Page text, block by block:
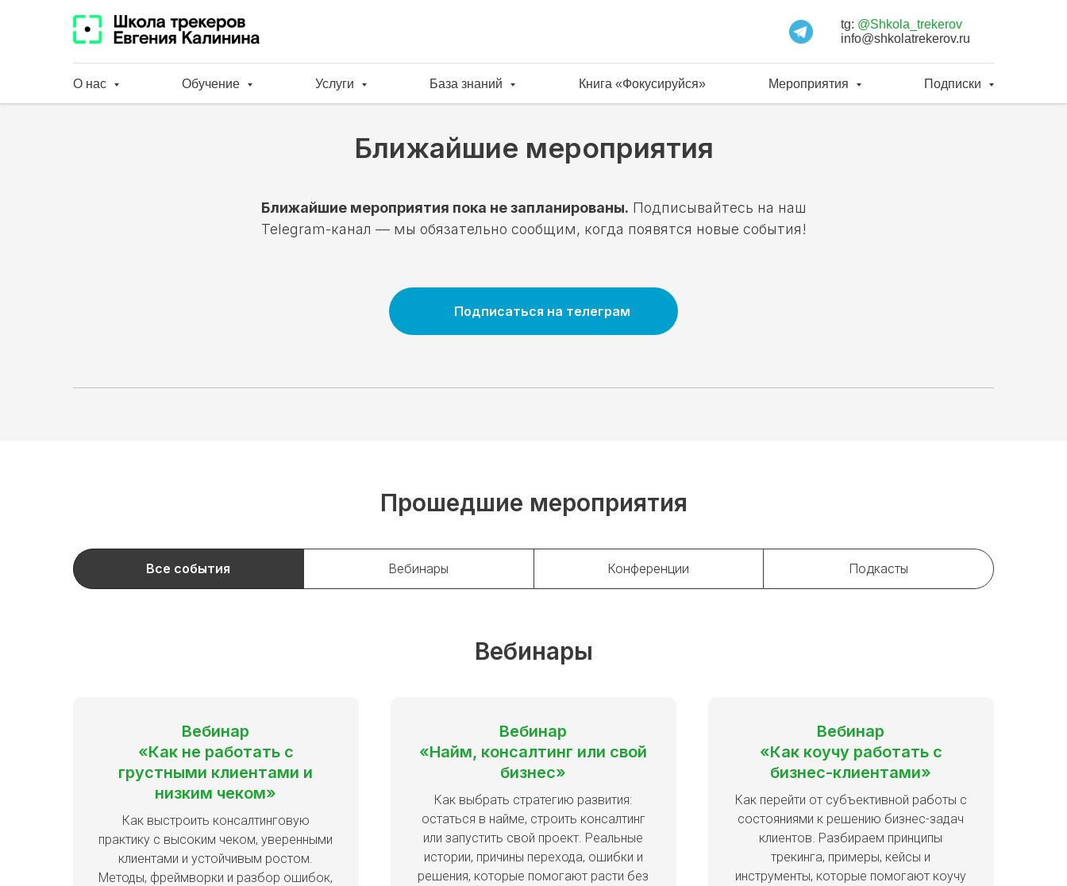
tg: @Shkola_trekerov
info@shkolatrekerov.ru
О нас Обучение Услуги База знаний Книга «Фокусируйся» Мероприятия Подписки
Ближайшие мероприятия
Ближайшие мероприятия пока не запланированы. Подписывайтесь на наш
Telegram-канал — мы обязательно сообщим, когда появятся новые события!
Подписаться на телеграм
Прошедшие мероприятия
Все события Вебинары Конференции Подкасты
Вебинары
Вебинар
«Как не работать с
грустными клиентами и
низким чеком»
Как выстроить консалтинговую
практику с высоким чеком, уверенными
клиентами и устойчивым ростом.
Методы, фреймворки и разбор ошибок,
Вебинар
«Найм, консалтинг или свой
бизнес»
Как выбрать стратегию развития:
остаться в найме, строить консалтинг
или запустить свой проект. Реальные
истории, причины перехода, ошибки и
решения, которые помогают расти без
Вебинар
«Как коучу работать с
бизнес-клиентами»
Как перейти от субъективной работы с
состояниями к решению бизнес-задач
клиентов. Разбираем принципы
трекинга, примеры, кейсы и
инструменты, которые помогают коучу